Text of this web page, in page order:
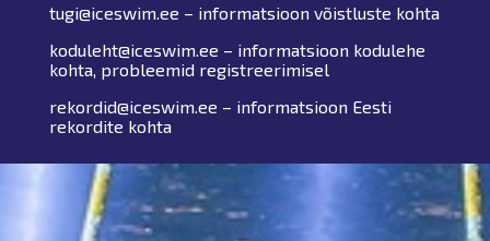
tugi@iceswim.ee – informatsioon võistluste kohta
koduleht@iceswim.ee – informatsioon kodulehe
kohta, probleemid registreerimisel
rekordid@iceswim.ee – informatsioon Eesti
rekordite kohta